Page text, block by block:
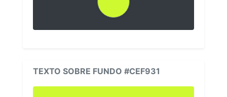
TEXTO SOBRE FUNDO #CEF931